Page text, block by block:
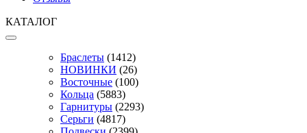
КАТАЛОГ
Браслеты (1412)
НОВИНКИ (26)
Восточные (100)
Кольца (5883)
Гарнитуры (2293)
Серьги (4817)